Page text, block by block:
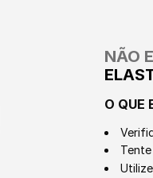
NÃO
O QUE